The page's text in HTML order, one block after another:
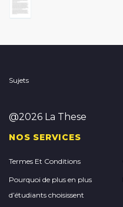
Sujets
@2026 La These
NOS SERVICES
Termes Et Conditions
Pourquoi de plus en plus
d’étudiants choisissent